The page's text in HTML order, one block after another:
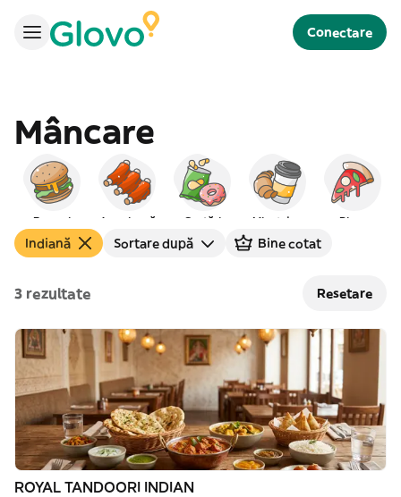
Conectare
Mâncare
Burgeri Americană Gustări Mic dejun Pizza
Indiană Sortare după Bine cotat
3 rezultate Resetare
ROYAL TANDOORI INDIAN